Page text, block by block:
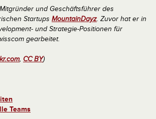
und Geschäftsführer des
Startups MountainDayz. Zuvor hat er in
und Strategie-Positionen für
gearbeitet.
, CC BY)
Teams